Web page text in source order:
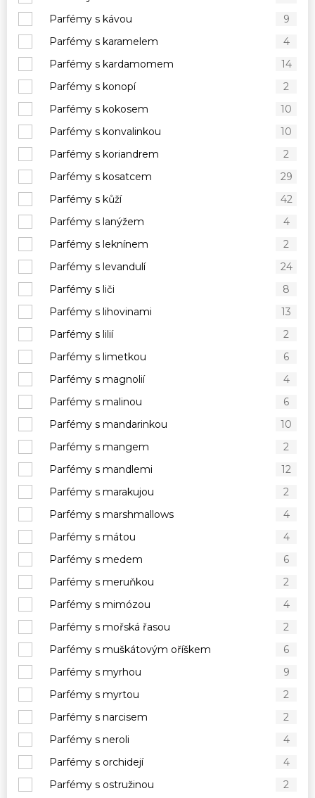
Parfémy s kávou
9
Parfémy s karamelem
4
Parfémy s kardamomem
14
Parfémy s konopí
2
Parfémy s kokosem
10
Parfémy s konvalinkou
10
Parfémy s koriandrem
2
Parfémy s kosatcem
29
Parfémy s kůží
42
Parfémy s lanýžem
4
Parfémy s leknínem
2
Parfémy s levandulí
24
Parfémy s liči
8
Parfémy s lihovinami
13
Parfémy s lilií
2
Parfémy s limetkou
6
Parfémy s magnolií
4
Parfémy s malinou
6
Parfémy s mandarinkou
10
Parfémy s mangem
2
Parfémy s mandlemi
12
Parfémy s marakujou
2
Parfémy s marshmallows
4
Parfémy s mátou
4
Parfémy s medem
6
Parfémy s meruňkou
2
Parfémy s mimózou
4
Parfémy s mořská řasou
2
Parfémy s muškátovým oříškem
6
Parfémy s myrhou
9
Parfémy s myrtou
2
Parfémy s narcisem
2
Parfémy s neroli
4
Parfémy s orchidejí
4
Parfémy s ostružinou
2